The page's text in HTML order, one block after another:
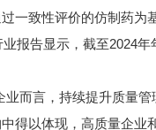
致性评价的仿制药为
报告显示，截至2024
而言，持续提升质量管
得以体现，高质量企业